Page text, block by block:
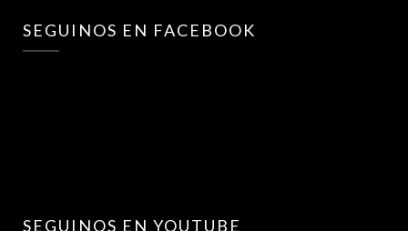
SEGUINOS EN FACEBOOK
SEGUINOS EN YOUTUBE